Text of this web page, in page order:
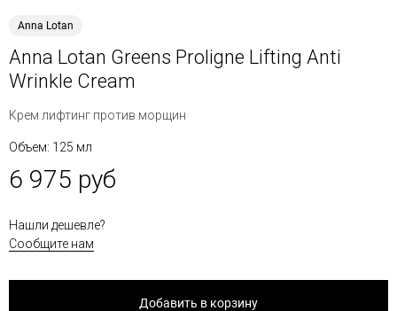
Anna Lotan
Anna Lotan Greens Proligne Lifting Anti
Wrinkle Cream
Крем лифтинг против морщин
Объем: 125 мл
6 975 руб
Нашли дешевле?
Сообщите нам
Добавить в корзину